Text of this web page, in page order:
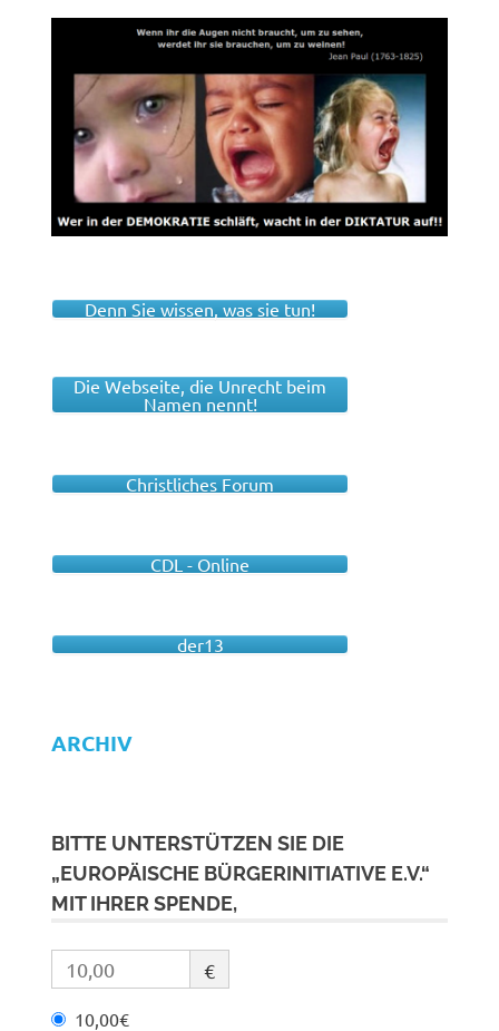
Denn Sie wissen, was sie tun!
Die Webseite, die Unrecht beim
Namen nennt!
Christliches Forum
CDL - Online
der13
ARCHIV
BITTE UNTERSTÜTZEN SIE DIE
„EUROPÄISCHE BÜRGERINITIATIVE E.V.“
MIT IHRER SPENDE,
€
10,00€